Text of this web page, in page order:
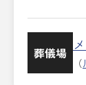
葬儀場
（